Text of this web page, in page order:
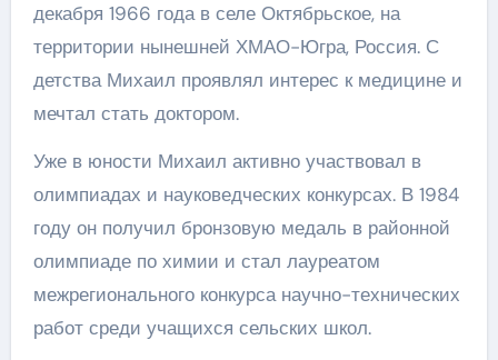
декабря 1966 года в селе Октябрьское, на
территории нынешней ХМАО-Югра, Россия. С
детства Михаил проявлял интерес к медицине и
мечтал стать доктором.
Уже в юности Михаил активно участвовал в
олимпиадах и науковедческих конкурсах. В 1984
году он получил бронзовую медаль в районной
олимпиаде по химии и стал лауреатом
межрегионального конкурса научно-технических
работ среди учащихся сельских школ.